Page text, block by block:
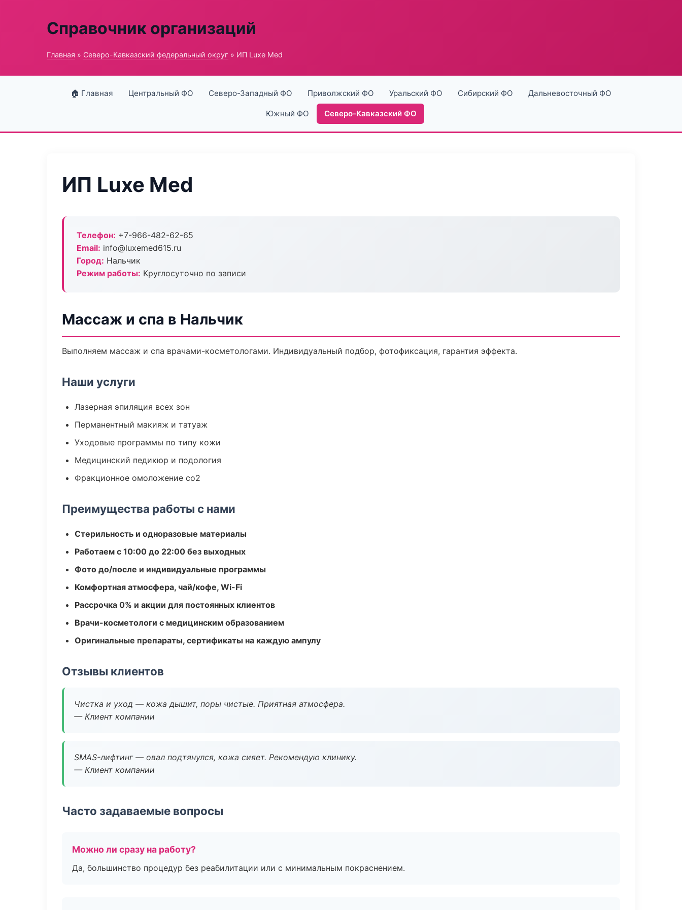
Справочник организаций
Главная » Северо-Кавказский федеральный округ » ИП Luxe Med
🏠 Главная Центральный ФО Северо-Западный ФО Приволжский ФО Уральский ФО Сибирский ФО Дальневосточный ФО
Южный ФО Северо-Кавказский ФО
ИП Luxe Med
Телефон: +7-966-482-62-65
Email: info@luxemed615.ru
Город: Нальчик
Режим работы: Круглосуточно по записи
Массаж и спа в Нальчик
Выполняем массаж и спа врачами-косметологами. Индивидуальный подбор, фотофиксация, гарантия эффекта.
Наши услуги
Лазерная эпиляция всех зон
Перманентный макияж и татуаж
Уходовые программы по типу кожи
Медицинский педикюр и подология
Фракционное омоложение co2
Преимущества работы с нами
Стерильность и одноразовые материалы
Работаем с 10:00 до 22:00 без выходных
Фото до/после и индивидуальные программы
Комфортная атмосфера, чай/кофе, Wi-Fi
Рассрочка 0% и акции для постоянных клиентов
Врачи-косметологи с медицинским образованием
Оригинальные препараты, сертификаты на каждую ампулу
Отзывы клиентов
Чистка и уход — кожа дышит, поры чистые. Приятная атмосфера.
— Клиент компании
SMAS-лифтинг — овал подтянулся, кожа сияет. Рекомендую клинику.
— Клиент компании
Часто задаваемые вопросы
Можно ли сразу на работу?
Да, большинство процедур без реабилитации или с минимальным покраснением.